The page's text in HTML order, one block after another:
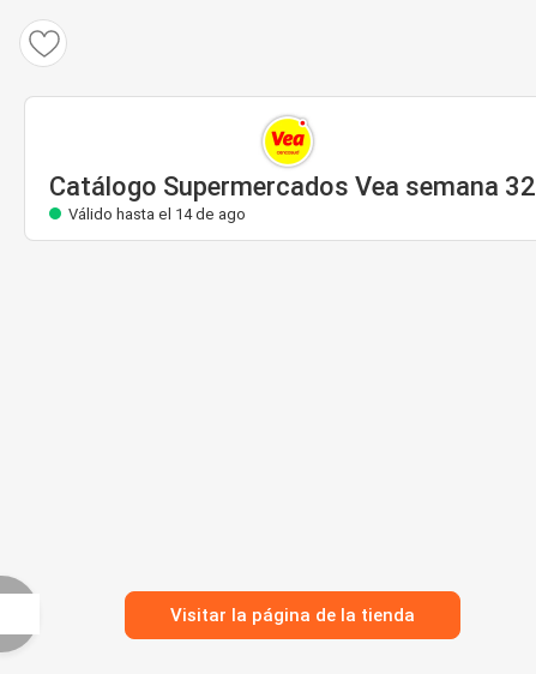
Catálogo Supermercados Vea semana 32
Válido hasta el 14 de ago
Visitar la página de la tienda